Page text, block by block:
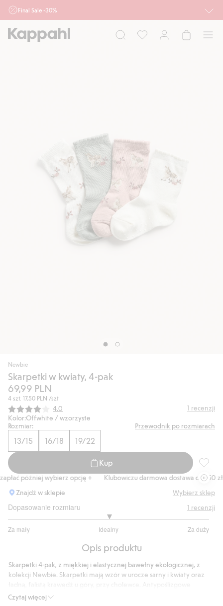
Final Sale -30%
działu outlet do 10.8 w sklepach Kappahl i Newbie oraz na kappahl.com. Ofert
nie łączymy
Newbie
Skarpetki w kwiaty, 4-pak
69,99 PLN
4 szt. 17,50 PLN /szt
Średnia ocena:
4.0 1 recenzji
Kolor:Offwhite / wzorzyste
Rozmiar:
Przewodnik po rozmiarach
13/15 16/18 19/22
Kup
później wybierz opcję +
Klubowiczu darmowa dostawa od 150 zł
Znajdź w sklepie
Wybierz sklep
Dopasowanie rozmiaru
Za mały Idealny Za duży
na
1
głosów
1 recenzji
Opis produktu
Czytaj więcej
Skarpetki 4-pak, z miękkiej i elastycznej bawełny ekologicznej, z
kolekcji Newbie. Skarpetki mają wzór w urocze sarny i kwiaty oraz
podeszwy mają rozmiary 16/18-19/22.